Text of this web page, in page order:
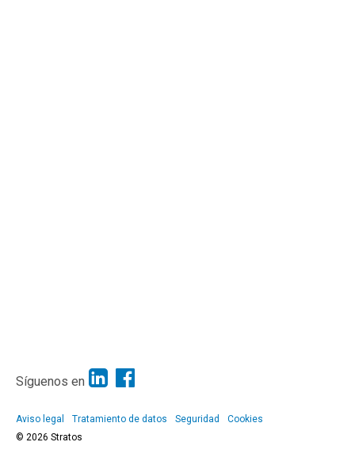
Síguenos en
Aviso legal Tratamiento de datos Seguridad
Cookies
© 2026 Stratos